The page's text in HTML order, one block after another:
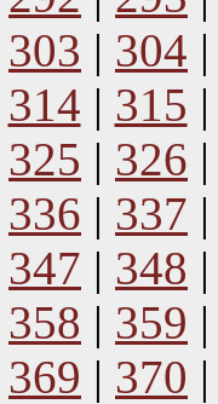
303 | 304
314 | 315
325 | 326
336 | 337
347 | 348
358 | 359
369 | 370